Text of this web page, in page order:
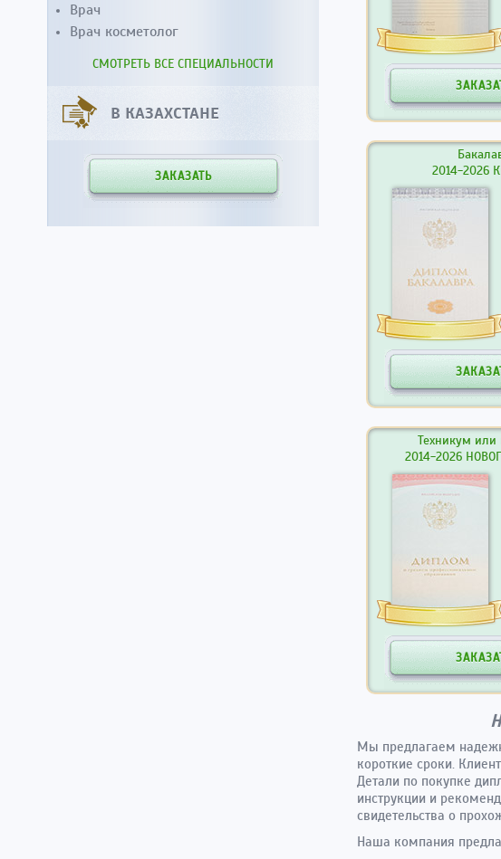
2014-2026
Техникум
2014-2026
Мы предлагаем
короткие сроки.
Детали по покупке
инструкции и
свидетельства о
Наша компания
Врач
Врач косметолог
СМОТРЕТЬ ВСЕ СПЕЦИАЛЬНОСТИ
В КАЗАХСТАНЕ
ЗАКАЗАТЬ